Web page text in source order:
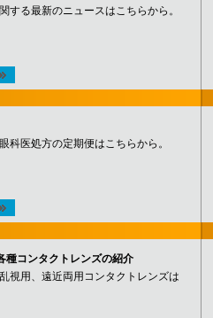
する最新のニュースはこちらから。
科医処方の定期便はこちらから。
種コンタクトレンズの紹介
視用、遠近両用コンタクトレンズは